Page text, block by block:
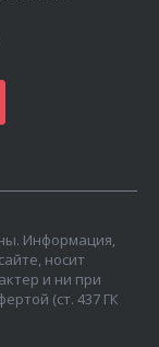
Информация,
носит
и ни при
(ст. 437 ГК